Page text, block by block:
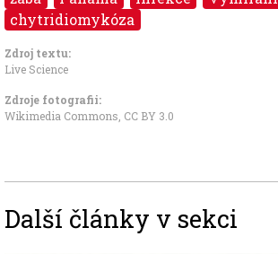
chytridiomykóza
Zdroj textu:
Live Science
Zdroje fotografii:
Wikimedia Commons CC BY 3.0
Další články v sekci